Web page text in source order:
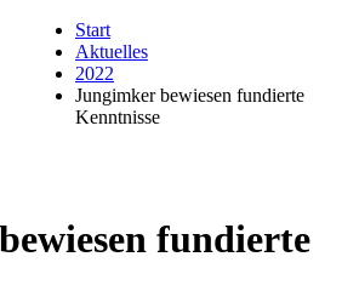
Start
Aktuelles
2022
Jungimker bewiesen fundierte
Kenntnisse
fundierte